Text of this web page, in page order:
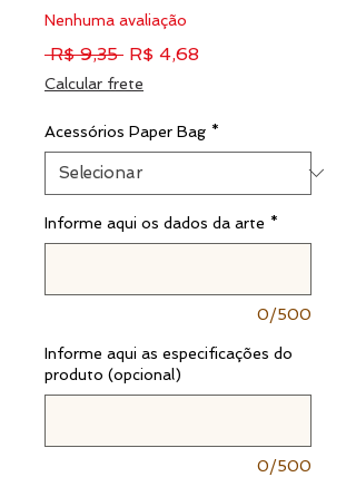
Nenhuma avaliação
R$ 9,35 Preço
R$ 4,68
Calcular frete
Acessórios Paper Bag *
Informe aqui os dados da arte *
0/500
Informe aqui as especificações do
produto (opcional)
0/500